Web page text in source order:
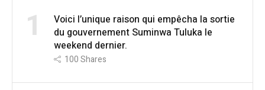
1
Voici l’unique raison qui empêcha la sortie
du gouvernement Suminwa Tuluka le
weekend dernier.
100Shares